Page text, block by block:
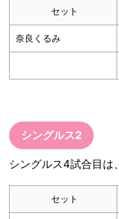
セット
奈良くるみ
シングルス2
シングルス4試合目は、
セット